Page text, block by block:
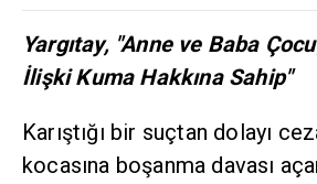
Yargıtay, "Anne ve Baba
İlişki Kuma Hakkına Sahip"
Karıştığı bir suçtan dolayı
kocasına boşanma davası